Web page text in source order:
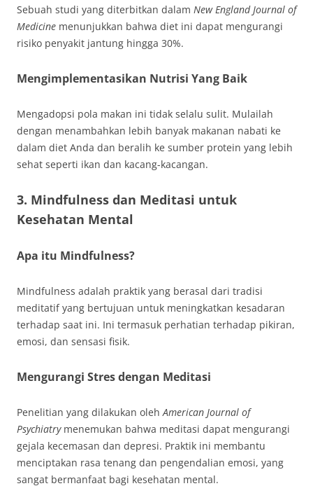
Sebuah studi yang diterbitkan dalam New England Journal of
Medicine menunjukkan bahwa diet ini dapat mengurangi
risiko penyakit jantung hingga 30%.
Mengimplementasikan Nutrisi Yang Baik
Mengadopsi pola makan ini tidak selalu sulit. Mulailah
dengan menambahkan lebih banyak makanan nabati ke
dalam diet Anda dan beralih ke sumber protein yang lebih
sehat seperti ikan dan kacang-kacangan.
3. Mindfulness dan Meditasi untuk
Kesehatan Mental
Apa itu Mindfulness?
Mindfulness adalah praktik yang berasal dari tradisi
meditatif yang bertujuan untuk meningkatkan kesadaran
terhadap saat ini. Ini termasuk perhatian terhadap pikiran,
emosi, dan sensasi fisik.
Mengurangi Stres dengan Meditasi
Penelitian yang dilakukan olehAmerican Journal of
Psychiatrymenemukan bahwa meditasi dapat mengurangi
gejala kecemasan dan depresi. Praktik ini membantu
menciptakan rasa tenang dan pengendalian emosi, yang
sangat bermanfaat bagi kesehatan mental.